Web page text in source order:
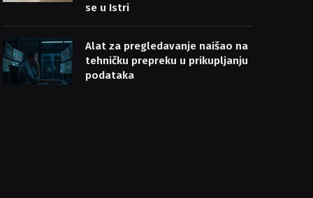
se u Istri
Alat za pregledavanje naišao na
tehničku prepreku u prikupljanju
podataka